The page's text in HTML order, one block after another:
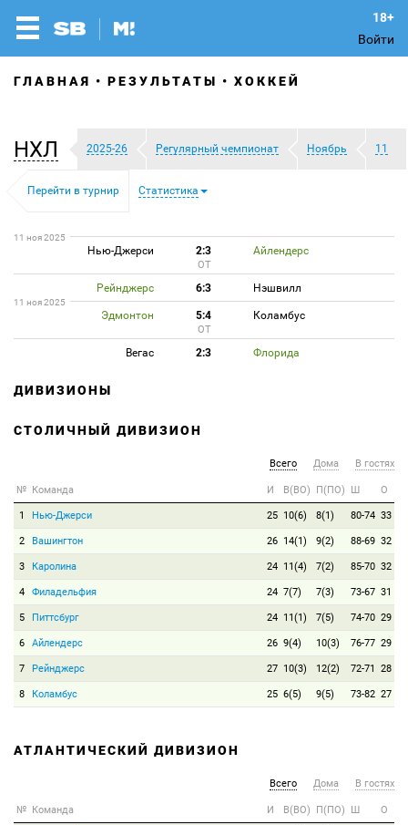
Войти
ГЛАВНАЯ РЕЗУЛЬТАТЫ ХОККЕЙ
НХЛ 2025-26 Регулярный чемпионат Ноябрь 11
Перейти в турнир Статистика
11 ноя 2025
Нью-Джерси 2:3 Айлендерс
ОТ
Рейнджерс 6:3 Нэшвилл
11 ноя 2025
Эдмонтон 5:4 Коламбус
ОТ
Вегас 2:3 Флорида
ДИВИЗИОНЫ
СТОЛИЧНЫЙ ДИВИЗИОН
Всего Дома В гостях
№ Команда И В(ВО) П(ПО) Ш О
1 Нью-Джерси 25 10(6) 8(1) 80-74 33
2 Вашингтон 26 14(1) 9(2) 88-69 32
3 Каролина 24 11(4) 7(2) 85-70 32
4 Филадельфия 24 7(7) 7(3) 73-67 31
5 Питтсбург 24 11(1) 7(5) 74-70 29
6 Айлендерс 26 9(4) 10(3) 76-77 29
7 Рейнджерс 27 10(3) 12(2) 72-71 28
8 Коламбус 25 6(5) 9(5) 73-82 27
АТЛАНТИЧЕСКИЙ ДИВИЗИОН
Всего Дома В гостях
№ Команда И В(ВО) П(ПО) Ш О